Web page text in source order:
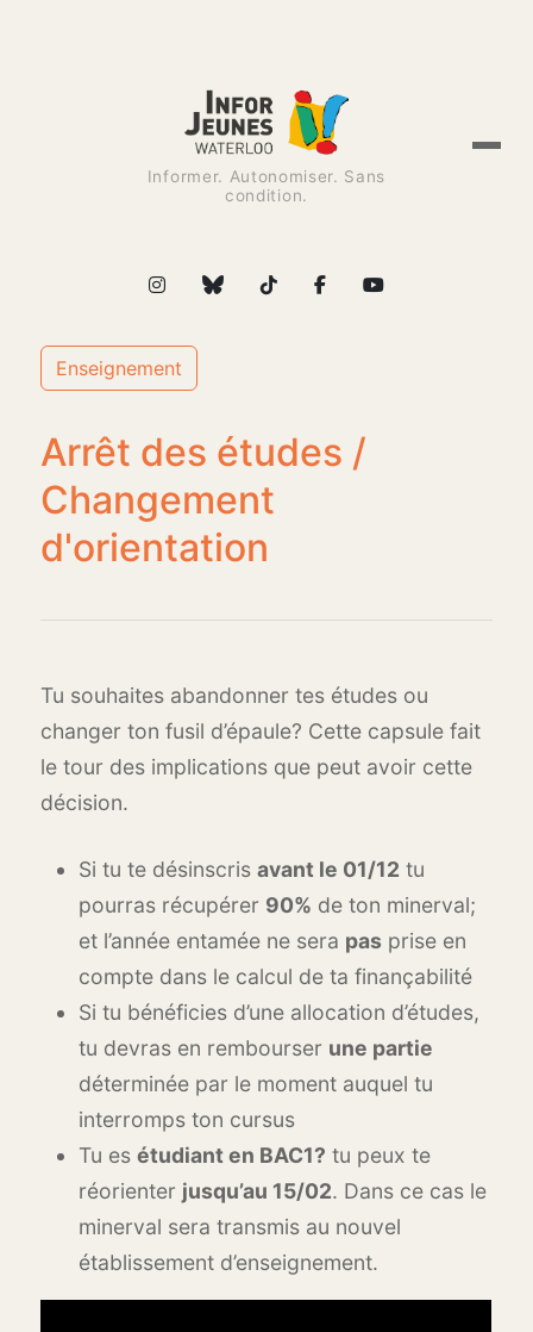
Informer. Autonomiser. Sans
condition.
Enseignement
Arrêt des études /
Changement
d'orientation
Tu souhaites abandonner tes études ou
changer ton fusil d’épaule? Cette capsule fait
le tour des implications que peut avoir cette
décision.
Si tu te désinscrisavant le 01/12 tu
pourras récupérer 90% de ton minerval;
et l’année entamée ne sera pas prise en
compte dans le calcul de ta finançabilité
Si tu bénéficies d’une allocation d’études,
tu devras en rembourser une partie
déterminée par le moment auquel tu
interromps ton cursus
Tu esétudiant en BAC1? tu peux te
réorienter jusqu’au 15/02. Dans ce cas le
minerval sera transmis au nouvel
établissement d’enseignement.